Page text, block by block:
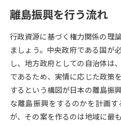
志望校・出願校を調べる
併願校選び
先輩が入学を決めた理由
離島振興を行う流れ
行政資源に基づく権力関係の理
ましょう。中央政府である国が
し、地方政府としての自治体は
であるため、実情に応じた政策
するという構図が日本の離島振
な離島振興をするのかを計画
が、その案を作るのは地域に最